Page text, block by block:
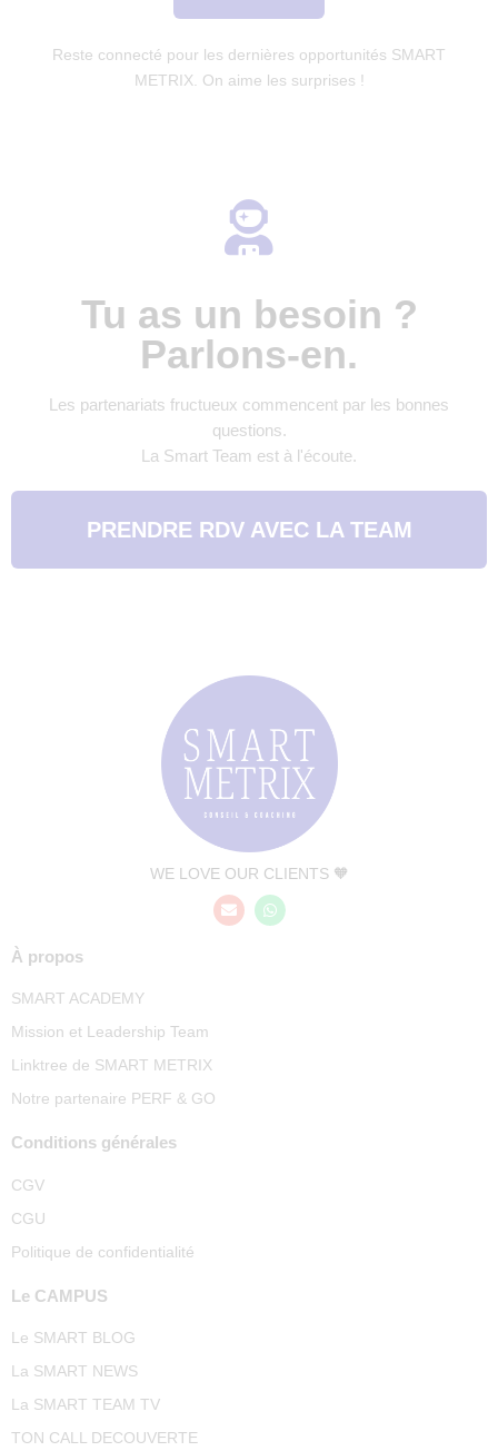
Reste connecté pour les dernières opportunités SMART
METRIX. On aime les surprises !
Tu as un besoin ?
Parlons-en.
Les partenariats fructueux commencent par les bonnes
questions.
La Smart Team est à l'écoute.
PRENDRE RDV AVEC LA TEAM
WE LOVE OUR CLIENTS 🧡
À propos
SMART ACADEMY
Mission et Leadership Team
Linktree de SMART METRIX
Notre partenaire PERF & GO
Conditions générales
CGV
CGU
Politique de confidentialité
Le CAMPUS
Le SMART BLOG
La SMART NEWS
La SMART TEAM TV
TON CALL DECOUVERTE